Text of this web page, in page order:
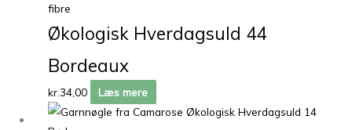
fibre
Økologisk Hverdagsuld 44
Bordeaux
kr.34,00 Læs mere